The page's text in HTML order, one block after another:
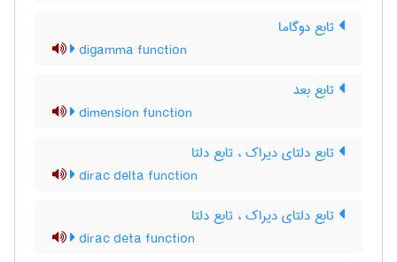
تابع دوگاما
digamma function
تابع بعد
dimension function
تابع دلتای دیراک ، تابع دلتا
dirac delta function
تابع دلتای دیراک ، تابع دلتا
dirac deta function